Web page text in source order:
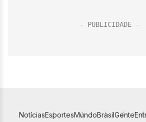
NotíciasEsportesMundoBrasilGente